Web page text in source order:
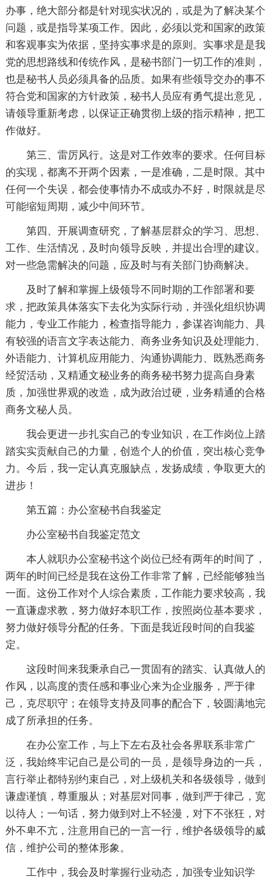
办事，绝大部分都是针对现实状况的，或是为了解决某个
问题，或是指导某项工作。因此，必须以党和国家的政策
和客观事实为依据，坚持实事求是的原则。实事求是是我
党的思想路线和传统作风，是秘书部门一切工作的准则，
也是秘书人员必须具备的品质。如果有些领导交办的事不
符合党和国家的方针政策，秘书人员应有勇气提出意见，
请领导重新考虑，以保证正确贯彻上级的指示精神，把工
作做好。
第三、雷厉风行。这是对工作效率的要求。任何目标
的实现，都离不开两个因素，一是准确，二是时限。其中
任何一个失误，都会使事情办不成或办不好，时限就是尽
可能缩短周期，减少中间环节。
第四、开展调查研究，了解基层群众的学习、思想、
工作、生活情况，及时向领导反映，并提出合理的建议。
对一些急需解决的问题，应及时与有关部门协商解决。
及时了解和掌握上级领导不同时期的工作部署和要
求，把政策具体落实下去化为实际行动，并强化组织协调
能力，专业工作能力，检查指导能力，参谋咨询能力、具
有较强的语言文字表达能力、商务业务知识及处理能力、
外语能力、计算机应用能力、沟通协调能力、既熟悉商务
经贸活动，又精通文秘业务的商务秘书努力提高自身素
质，加强世界观的改造，成为政治过硬，业务精通的合格
商务文秘人员。
我会更进一步扎实自己的专业知识，在工作岗位上踏
踏实实贡献自己的力量，创造个人的价值，突出核心竞争
力。今后，我一定认真克服缺点，发扬成绩，争取更大的
进步！
第五篇：办公室秘书自我鉴定
办公室秘书自我鉴定范文
本人就职办公室秘书这个岗位已经有两年的时间了，
两年的时间已经是我在这份工作非常了解，已经能够独当
一面。这份工作对个人综合素质，工作能力要求较高，我
一直谦虚求教，努力做好本职工作，按照岗位基本要求，
努力做好领导分配的任务。下面是我近段时间的自我鉴
定。
这段时间来我秉承自己一贯固有的踏实、认真做人的
作风，以高度的责任感和事业心来为企业服务，严于律
己，克尽职守；在领导支持及同事的配合下，较圆满地完
成了所承担的任务。
在办公室工作，与上下左右及社会各界联系非常广
泛，我始终牢记自己是公司的一员，是领导身边的一兵，
言行举止都特别约束自己，对上级机关和各级领导，做到
谦虚谨慎，尊重服从；对基层对同事，做到严于律己，宽
以待人；一句话，努力做到对上不轻漫，对下不张狂，对
外不卑不亢，注意用自已的一言一行，维护各级领导的威
信，维护公司的整体形象。
工作中，我会及时掌握行业动态，加强专业知识学